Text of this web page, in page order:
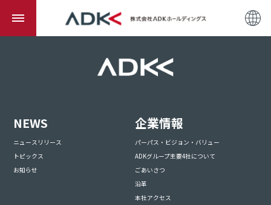
NEWS
ニュースリリース
トピックス
お知らせ
企業情報
パーパス・ビジョン・バリュー
ADKグループ主要4社について
ごあいさつ
沿革
本社アクセス